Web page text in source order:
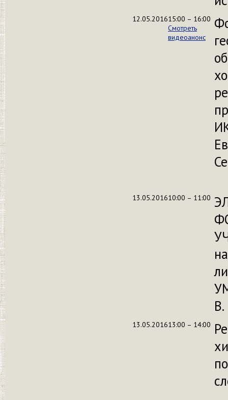
12.05.201615:00 – 16:00
Смотреть
видеоанонс
13.05.201610:00 – 11:00
13.05.201613:00 – 14:00